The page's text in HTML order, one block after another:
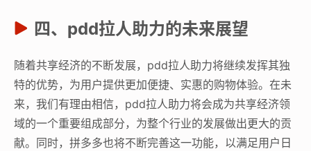
四、pdd拉人助力的未来展望
随着共享经济的不断发展，pdd拉人助力将继续发挥其独
特的优势，为用户提供更加便捷、实惠的购物体验。在未
来，我们有理由相信，pdd拉人助力将会成为共享经济领
域的一个重要组成部分，为整个行业的发展做出更大的贡
献。同时，拼多多也将不断完善这一功能，以满足用户日